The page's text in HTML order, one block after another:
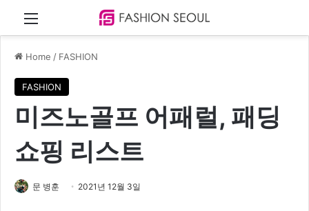
Menu
Home / FASHION
FASHION
미즈노골프 어패럴, 패딩
쇼핑 리스트
문 병훈 2021년 12월 3일